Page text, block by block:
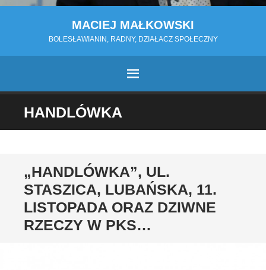
MACIEJ MAŁKOWSKI
BOLESŁAWIANIN, RADNY, DZIAŁACZ SPOŁECZNY
MENU
PRZESKOCZ
HANDLÓWKA
„HANDLÓWKA”, UL.
STASZICA, LUBAŃSKA, 11.
LISTOPADA ORAZ DZIWNE
RZECZY W PKS…